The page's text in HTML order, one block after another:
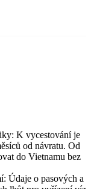
K vycestování je
od návratu. Od
do Vietnamu bez
Údaje o pasových a